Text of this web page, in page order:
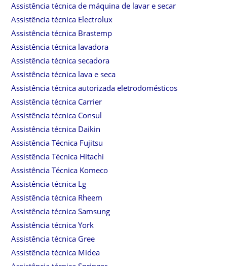
Assistência técnica de máquina de lavar e secar
Assistência técnica Electrolux
Assistência técnica Brastemp
Assistência técnica lavadora
Assistência técnica secadora
Assistência técnica lava e seca
Assistência técnica autorizada eletrodomésticos
Assistência técnica Carrier
Assistência técnica Consul
Assistência técnica Daikin
Assistência Técnica Fujitsu
Assistência Técnica Hitachi
Assistência Técnica Komeco
Assistência técnica Lg
Assistência técnica Rheem
Assistência técnica Samsung
Assistência técnica York
Assistência técnica Gree
Assistência técnica Midea